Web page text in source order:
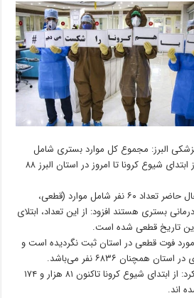
البرز: مجموع کل موارد بستری شامل
(قطعی، محتمل و مشکوک)، از ابتدای شیوع کرونا تا امروز در استان البرز ۸۸
دکتر صیادی با بیان اینکه در حال حاضر تعداد ۶۰ نفر شامل موارد (قطعی،
بستری هستند افزود: از این تعداد، ابتلای
گذشته مورد فوت قطعی در استان ثبت نگردیده است و
همچنان ۶۸۳۶ نفر می‌باشد.
دکتر صیادی در پایان تصریح کرد: از ابتدای شیوع کرونا تاکنون ۸۱ هزار و ۱۷۴
اند.